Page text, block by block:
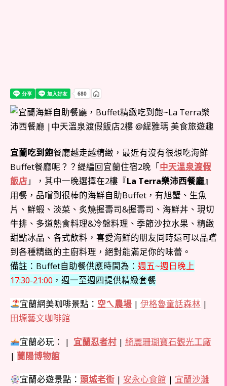
宜蘭吃到飽餐廳越走越精緻，最近有沒有很想吃海鮮
Buffet餐廳呢？？緹編回宜蘭住宿2晚「中天溫泉渡假
飯店」，其中一晚選擇在2樓『La Terra樂沛西餐廳』
用餐，品嚐到很棒的海鮮自助Buffet，有旭蟹、生魚
片、鮮蝦、淡菜、炙燒握壽司&握壽司、海鮮丼、現切
牛排、多道熱食料理&冷盤料理、季節沙拉水果、精緻
甜點冰品、各式飲料，喜愛海鮮的朋友同時還可以品嚐
到各種精緻的主廚料理，絕對能滿足你的味蕾。
備註：Buffet自助餐供應時間為： 週五~週日晚上
17:30-21:00 ，週一至週四提供精緻套餐
宜蘭網美咖啡景點： 空ㄟ農場| 伊格魯童話森林 |
田塬藝文咖啡館
宜蘭必玩 ： | 宜蘭忍者村| 綺麗珊瑚寶石觀光工廠
| 蘭陽博物館
宜蘭必遊景點： 頭城老街| 安永心食館 | 宜蘭沙灘